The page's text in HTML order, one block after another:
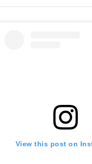
View this post on